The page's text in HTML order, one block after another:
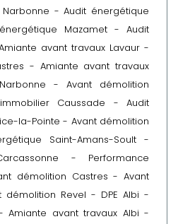
-Audit énergétique
Mazamet-Audit
avant travaux Lavaur -
- Amiante avant travaux
- Avant démolition
Caussade - Audit
la-Pointe - Avant démolition
Saint-Amans-Soult -
- Performance
démolition Castres -Avant
démolition Revel - DPE Albi -
Amiante avant travaux Albi -